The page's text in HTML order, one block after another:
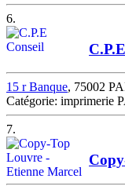
6.
15 r Banque, 75002
Catégorie: imprimerie
7.